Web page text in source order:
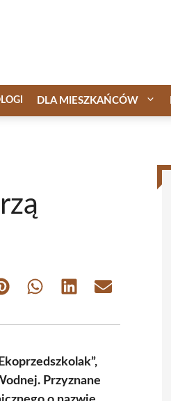
DLA MIESZKAŃCÓW
Share Share Share Share
Przyznane